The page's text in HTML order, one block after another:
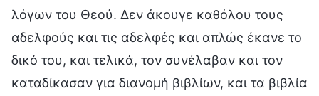
λόγων του Θεού. Δεν άκουγε καθόλου τους
αδελφούς και τις αδελφές και απλώς έκανε το
δικό του, και τελικά, τον συνέλαβαν και τον
καταδίκασαν για διανομή βιβλίων, και τα βιβλία